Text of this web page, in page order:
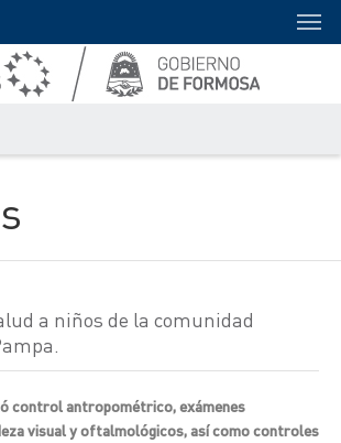
a niños de la comunidad
control antropométrico, exámenes
visual y oftalmológicos, así como controles